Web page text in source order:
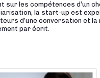
sur les compétences d’un
la start-up est
d’une conversation et
par écrit.